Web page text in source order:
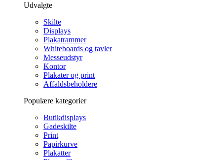
Udvalgte
Skilte
Displays
Plakatrammer
Whiteboards og tavler
Messeudstyr
Kontor
Plakater og print
Affaldsbeholdere
Populære kategorier
Butikdisplays
Gadeskilte
Print
Papirkurve
Plakatter